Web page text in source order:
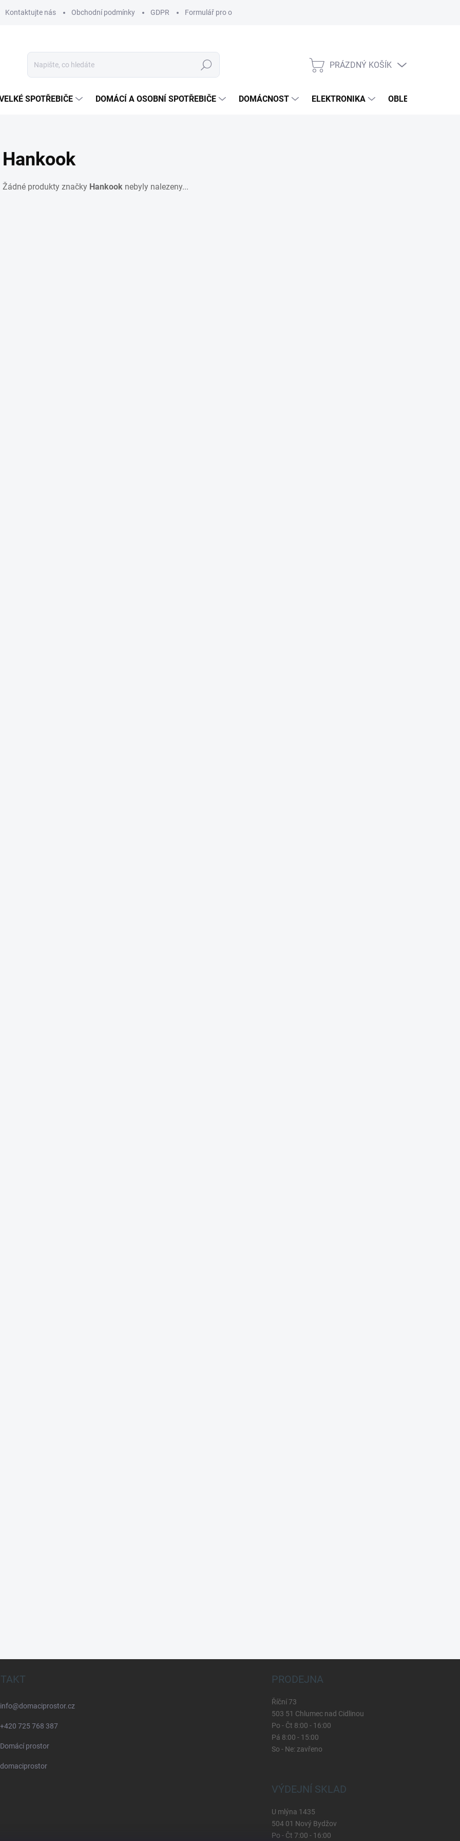
Kontaktujte nás Obchodní podmínky GDPR Formulář pro odstoupení od smlouvy
Hledat
NÁKUPNÍ
PRÁZDNÝ KOŠÍK
SPOTŘEBIČE DOMÁCÍ A OSOBNÍ SPOTŘEBIČE DOMÁCNOST ELEKTRONIKA OBLEČENÍ, OBUV
Hankook
Žádné produkty značky Hankook nebyly nalezeny...
info@domaciprostor.cz
+420 725 768 387
Domácí prostor
domaciprostor
PRODEJNA
Říční 73
503 51 Chlumec nad Cidlinou
Po - Čt 8:00 - 16:00
Pá 8:00 - 15:00
So - Ne: zavřeno
VÝDEJNÍ SKLAD
U mlýna 1435
504 01 Nový Bydžov
Po - Čt 7:00 - 16:00